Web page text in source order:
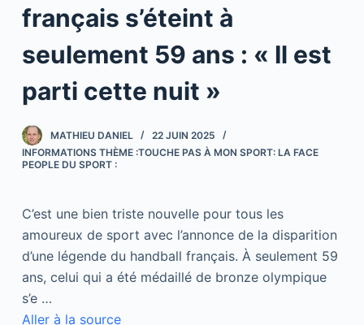
n
e
français s’éteint à
seulement 59 ans : « Il est
parti cette nuit »
MATHIEU DANIEL
22 JUIN 2025
INFORMATIONS THÈME :TOUCHE PAS À MON SPORT: LA FACE
PEOPLE DU SPORT :
C’est une bien triste nouvelle pour tous les
amoureux de sport avec l’annonce de la disparition
d’une légende du handball français. À seulement 59
ans, celui qui a été médaillé de bronze olympique
s’e …
Aller à la source